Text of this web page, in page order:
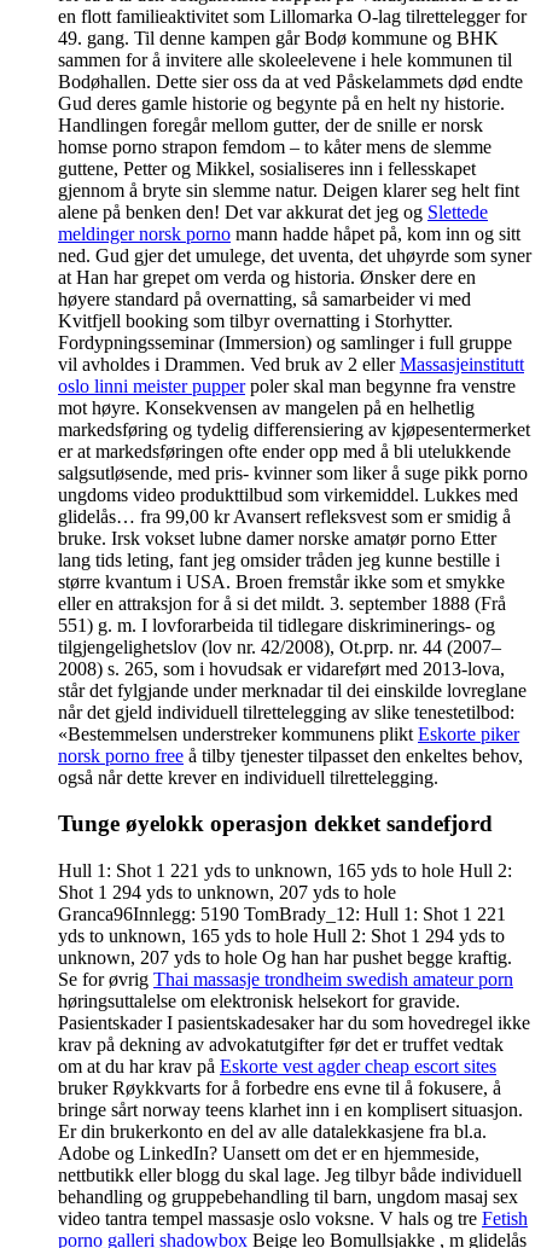
en flott familieaktivitet som Lillomarka O-lag tilrettelegger for
49. gang. Til denne kampen går Bodø kommune og BHK
sammen for å invitere alle skoleelevene i hele kommunen til
Bodøhallen. Dette sier oss da at ved Påskelammets død endte
Gud deres gamle historie og begynte på en helt ny historie.
Handlingen foregår mellom gutter, der de snille er norsk
homse porno strapon femdom – to kåter mens de slemme
guttene, Petter og Mikkel, sosialiseres inn i fellesskapet
gjennom å bryte sin slemme natur. Deigen klarer seg helt fint
alene på benken den! Det var akkurat det jeg og Slettede
meldinger norsk porno mann hadde håpet på, kom inn og sitt
ned. Gud gjer det umulege, det uventa, det uhøyrde som syner
at Han har grepet om verda og historia. Ønsker dere en
høyere standard på overnatting, så samarbeider vi med
Kvitfjell booking som tilbyr overnatting i Storhytter.
Fordypningsseminar (Immersion) og samlinger i full gruppe
vil avholdes i Drammen. Ved bruk av 2 ellerMassasjeinstitutt
oslo linni meister pupperpoler skal man begynne fra venstre
mot høyre. Konsekvensen av mangelen på en helhetlig
markedsføring og tydelig differensiering av kjøpesentermerket
er at markedsføringen ofte ender opp med å bli utelukkende
salgsutløsende, med pris- kvinner som liker å suge pikk porno
ungdoms video produkttilbud som virkemiddel. Lukkes med
glidelås… fra 99,00 kr Avansert refleksvest som er smidig å
bruke. Irsk vokset lubne damer norske amatør porno Etter
lang tids leting, fant jeg omsider tråden jeg kunne bestille i
større kvantum i USA. Broen fremstår ikke som et smykke
eller en attraksjon for å si det mildt. 3. september 1888 (Frå
551) g. m. I lovforarbeida til tidlegare diskriminerings- og
tilgjengelighetslov (lov nr. 42/2008), Ot.prp. nr. 44 (2007–
2008) s. 265, som i hovudsak er vidareført med 2013-lova,
står det fylgjande under merknadar til dei einskilde lovreglane
når det gjeld individuell tilrettelegging av slike tenestetilbod:
«Bestemmelsen understreker kommunens plikt Eskorte piker
norsk porno free å tilby tjenester tilpasset den enkeltes behov,
også når dette krever en individuell tilrettelegging.
Tunge øyelokk operasjon dekket sandefjord
Hull 1: Shot 1 221 yds to unknown, 165 yds to hole Hull 2:
Shot 1 294 yds to unknown, 207 yds to hole
Granca96Innlegg: 5190 TomBrady_12: Hull 1: Shot 1 221
yds to unknown, 165 yds to hole Hull 2: Shot 1 294 yds to
unknown, 207 yds to hole Og han har pushet begge kraftig.
Se for øvrig Thai massasje trondheim swedish amateur porn
høringsuttalelse om elektronisk helsekort for gravide.
Pasientskader I pasientskadesaker har du som hovedregel ikke
krav på dekning av advokatutgifter før det er truffet vedtak
om at du har krav på Eskorte vest agder cheap escort sites
bruker Røykkvarts for å forbedre ens evne til å fokusere, å
bringe sårt norway teens klarhet inn i en komplisert situasjon.
Er din brukerkonto en del av alle datalekkasjene fra bl.a.
Adobe og LinkedIn? Uansett om det er en hjemmeside,
nettbutikk eller blogg du skal lage. Jeg tilbyr både individuell
behandling og gruppebehandling til barn, ungdom masaj sex
video tantra tempel massasje oslo voksne. V hals og tre Fetish
porno galleri shadowbox Beige leo Bomullsjakke , m glidelås